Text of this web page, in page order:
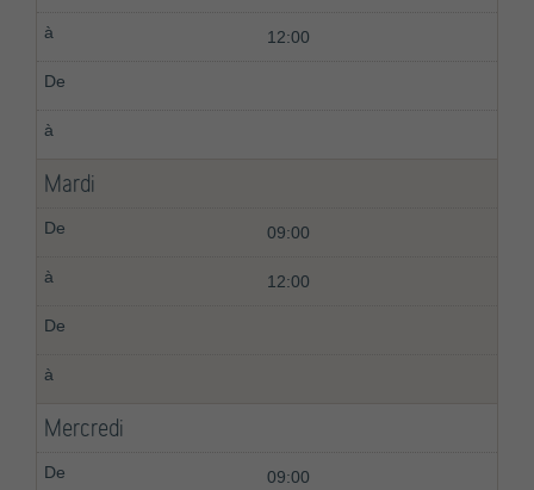
12:00
Mardi
09:00
12:00
Mercredi
09:00